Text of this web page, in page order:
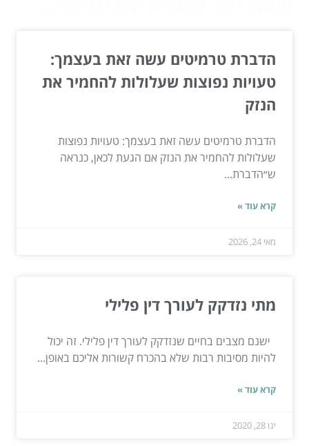
הדברת טרמיטים עשה זאת בעצמך:
טעויות נפוצות שעלולות להחמיר את
הנזק
הדברת טרמיטים עשה זאת בעצמך: טעויות נפוצות
שעלולות להחמיר את הנזק אם הגעת לכאן, כנראה
ש״הדברת...
קרא עוד »
מאי 24, 2026
מתי נזדקק לעורך דין פלילי
ישנם מצבים בחיים שנזדקק לעורך דין פלילי. זה יכול
להיות מסיבות רבות שלא בהכרח קשורות אליכם באופן...
קרא עוד »
ינו 28, 2020